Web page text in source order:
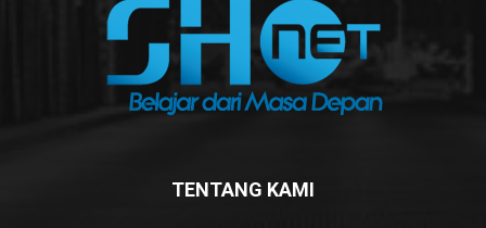
TENTANG KAMI